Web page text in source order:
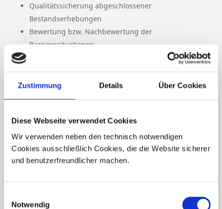
Zustimmung Details Über Cookies
Diese Webseite verwendet Cookies
Wir verwenden neben den technisch notwendigen
Cookies ausschließlich Cookies, die die Website sicherer
und benutzerfreundlicher machen.
Notwendig
Qualitätssicherung abgeschlossener
Bestandserhebungen
Bewertung bzw. Nachbewertung der
Barrieresituationen
Gebäudeabhängiges gewichtetes Barriere-Scoring
Barrieresituationen mit/ohne CAD
barrierefreier Gebäude
Chronologie zur Konzeptumsetzung.